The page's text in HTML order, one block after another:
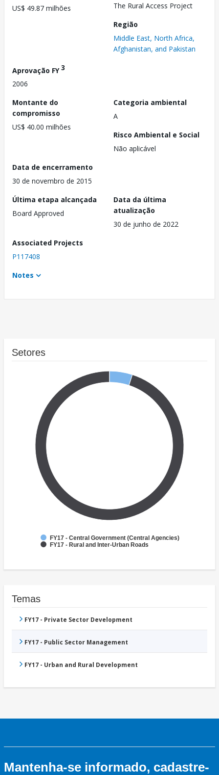
US$ 49.87 milhões
The Rural Access Project
Região
Middle East, North Africa,
Afghanistan, and Pakistan
Aprovação FY3
2006
Montante do
compromisso
US$ 40.00 milhões
Categoria ambiental
A
Risco Ambiental e Social
Não aplicável
Data de encerramento
30 de novembro de 2015
Última etapa alcançada
Board Approved
Data da última
atualização
30 de junho de 2022
Associated Projects
P117408
Notes
Setores
FY17 - Central Government (Central Agencies)
FY17 - Rural and Inter-Urban Roads
Temas
FY17 - Private Sector Development
FY17 - Public Sector Management
FY17 - Urban and Rural Development
Mantenha-se informado, cadastre-